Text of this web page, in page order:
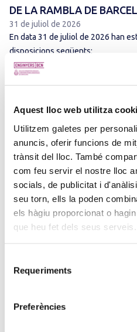
Aquest lloc web utilitza
Utilitzem galetes per
anuncis, oferir funcions de
trànsit del lloc. També
com feu servir el nostre lloc
socials, de publicitat i
seu torn, ells la poden
els hàgiu proporcionat o
que heu fet dels seus serveis.
Requeriments
Preferències
DE LA RAMBLA DE
31 de juliol de 2026
En data 31 de juliol de 2026 han
disposicions següents:
ANAR A LA NOTÍCIA
PERSONAL TÈCNIC
EN VIGOR DELS NOUS
El proper 23 de juliol de 2026